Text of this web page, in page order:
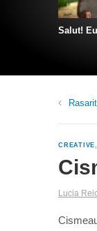
Salut!
CREATIVE,
Lucia